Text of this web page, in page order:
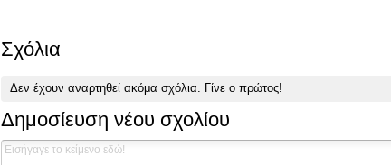
Σχόλια
Δεν έχουν αναρτηθεί ακόμα σχόλια. Γίνε ο πρώτος!
Δημοσίευση νέου σχολίου